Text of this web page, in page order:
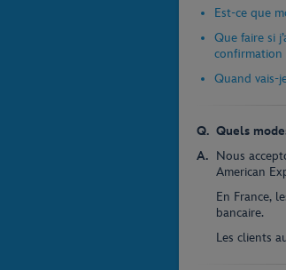
Est-ce que
Que faire si
confirmation
Quand vais-
Quels
Nous
American
En France,
bancaire.
Les clients